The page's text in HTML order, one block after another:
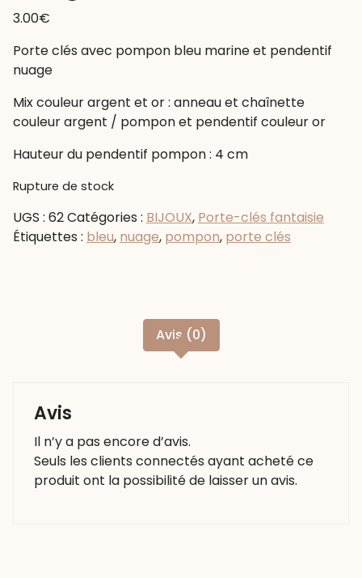
3.00€
Porte clés avec pompon bleu marine et pendentif
nuage
Mix couleur argent et or : anneau et chaînette
couleur argent / pompon et pendentif couleur or
Hauteur du pendentif pompon : 4 cm
Rupture de stock
UGS : 62Catégories : BIJOUX, Porte-clés fantaisie
Étiquettes : bleu, nuage, pompon, porte clés
Avis (0)
Avis
Il n’y a pas encore d’avis.
Seuls les clients connectés ayant acheté ce
produit ont la possibilité de laisser un avis.